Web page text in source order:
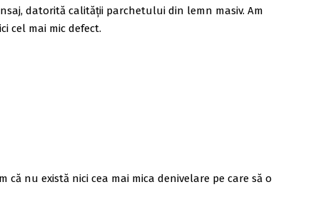
datorită calității parchetului din lemn masiv. Am
cel mai mic defect.
nu există nici cea mai mica denivelare pe care să o